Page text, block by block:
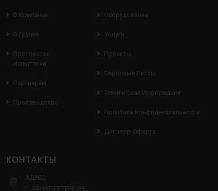
О Компании
О Группе
Протоколы
Испытаний
Партнерам
Производство
Оборудование
Услуги
Проекты
Опросные Листы
Техническая Информация
Политика Конфиденциальности
Договор-Оферта
КОНТАКТЫ
АДРЕС:
Г. САНКТ-ПЕТЕРБУРГ,